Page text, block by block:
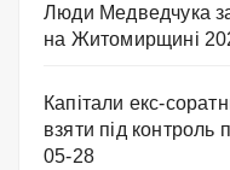
Люди Медведчука
на Житомирщині
Капітали екс-
взяти під контроль
05-28